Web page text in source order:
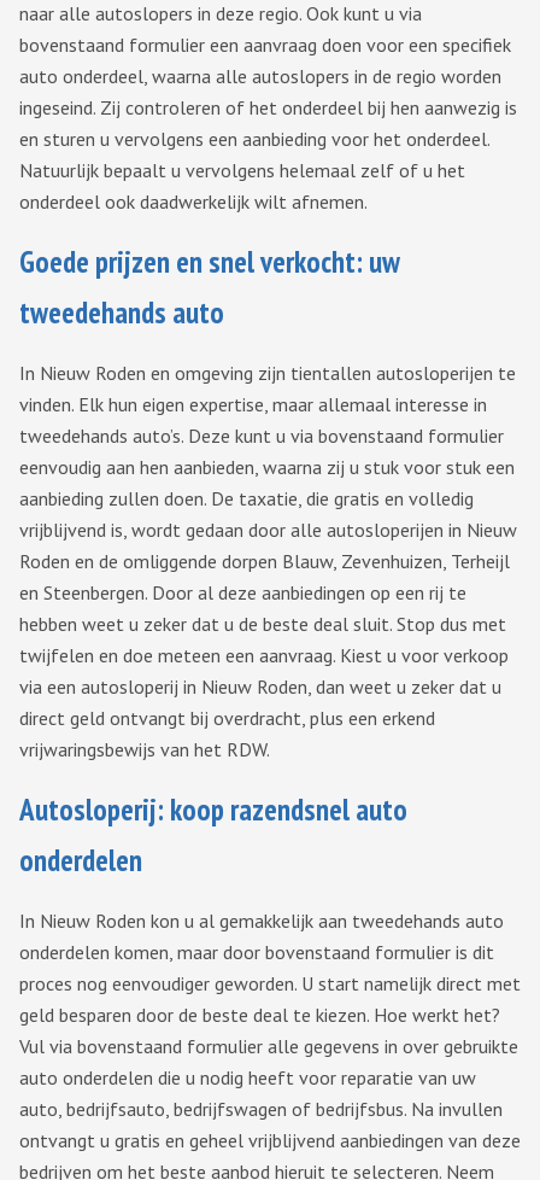
naar alle autoslopers in deze regio. Ook kunt u via
bovenstaand formulier een aanvraag doen voor een specifiek
auto onderdeel, waarna alle autoslopers in de regio worden
ingeseind. Zij controleren of het onderdeel bij hen aanwezig is
en sturen u vervolgens een aanbieding voor het onderdeel.
Natuurlijk bepaalt u vervolgens helemaal zelf of u het
onderdeel ook daadwerkelijk wilt afnemen.
Goede prijzen en snel verkocht: uw
tweedehands auto
In Nieuw Roden en omgeving zijn tientallen autosloperijen te
vinden. Elk hun eigen expertise, maar allemaal interesse in
tweedehands auto’s. Deze kunt u via bovenstaand formulier
eenvoudig aan hen aanbieden, waarna zij u stuk voor stuk een
aanbieding zullen doen. De taxatie, die gratis en volledig
vrijblijvend is, wordt gedaan door alle autosloperijen in Nieuw
Roden en de omliggende dorpen Blauw, Zevenhuizen, Terheijl
en Steenbergen. Door al deze aanbiedingen op een rij te
hebben weet u zeker dat u de beste deal sluit. Stop dus met
twijfelen en doe meteen een aanvraag. Kiest u voor verkoop
via een autosloperij in Nieuw Roden, dan weet u zeker dat u
direct geld ontvangt bij overdracht, plus een erkend
vrijwaringsbewijs van het RDW.
Autosloperij: koop razendsnel auto
onderdelen
In Nieuw Roden kon u al gemakkelijk aan tweedehands auto
onderdelen komen, maar door bovenstaand formulier is dit
proces nog eenvoudiger geworden. U start namelijk direct met
geld besparen door de beste deal te kiezen. Hoe werkt het?
Vul via bovenstaand formulier alle gegevens in over gebruikte
auto onderdelen die u nodig heeft voor reparatie van uw
auto, bedrijfsauto, bedrijfswagen of bedrijfsbus. Na invullen
ontvangt u gratis en geheel vrijblijvend aanbiedingen van deze
bedrijven om het beste aanbod hieruit te selecteren. Neem